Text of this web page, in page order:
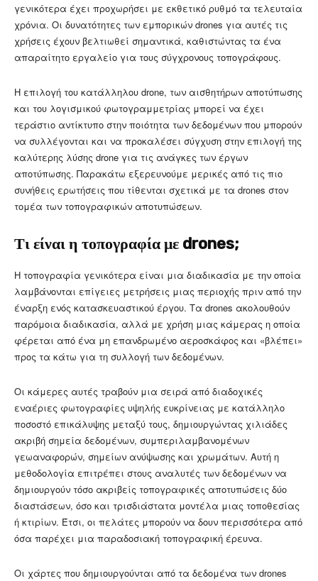
γενικότερα έχει προχωρήσει με εκθετικό ρυθμό τα τελευταία
χρόνια. Οι δυνατότητες των εμπορικών drones για αυτές τις
χρήσεις έχουν βελτιωθεί σημαντικά, καθιστώντας τα ένα
απαραίτητο εργαλείο για τους σύγχρονους τοπογράφους.
Η επιλογή του κατάλληλου drone, των αισθητήρων αποτύπωσης
και του λογισμικού φωτογραμμετρίας μπορεί να έχει
τεράστιο αντίκτυπο στην ποιότητα των δεδομένων που μπορούν
να συλλέγονται και να προκαλέσει σύγχυση στην επιλογή της
καλύτερης λύσης drone για τις ανάγκες των έργων
αποτύπωσης. Παρακάτω εξερευνούμε μερικές από τις πιο
συνήθεις ερωτήσεις που τίθενται σχετικά με τα drones στον
τομέα των τοπογραφικών αποτυπώσεων.
Τι είναι η τοπογραφία με drones;
Η τοπογραφία γενικότερα είναι μια διαδικασία με την οποία
λαμβάνονται επίγειες μετρήσεις μιας περιοχής πριν από την
έναρξη ενός κατασκευαστικού έργου. Τα drones ακολουθούν
παρόμοια διαδικασία, αλλά με χρήση μιας κάμερας η οποία
φέρεται από ένα μη επανδρωμένο αεροσκάφος και «βλέπει»
προς τα κάτω για τη συλλογή των δεδομένων.
Οι κάμερες αυτές τραβούν μια σειρά από διαδοχικές
εναέριες φωτογραφίες υψηλής ευκρίνειας με κατάλληλο
ποσοστό επικάλυψης μεταξύ τους, δημιουργώντας χιλιάδες
ακριβή σημεία δεδομένων, συμπεριλαμβανομένων
γεωαναφορών, σημείων ανύψωσης και χρωμάτων. Αυτή η
μεθοδολογία επιτρέπει στους αναλυτές των δεδομένων να
δημιουργούν τόσο ακριβείς τοπογραφικές αποτυπώσεις δύο
διαστάσεων, όσο και τρισδιάστατα μοντέλα μιας τοποθεσίας
ή κτιρίων. Έτσι, οι πελάτες μπορούν να δουν περισσότερα από
όσα παρέχει μια παραδοσιακή τοπογραφική έρευνα.
Οι χάρτες που δημιουργούνται από τα δεδομένα των drones